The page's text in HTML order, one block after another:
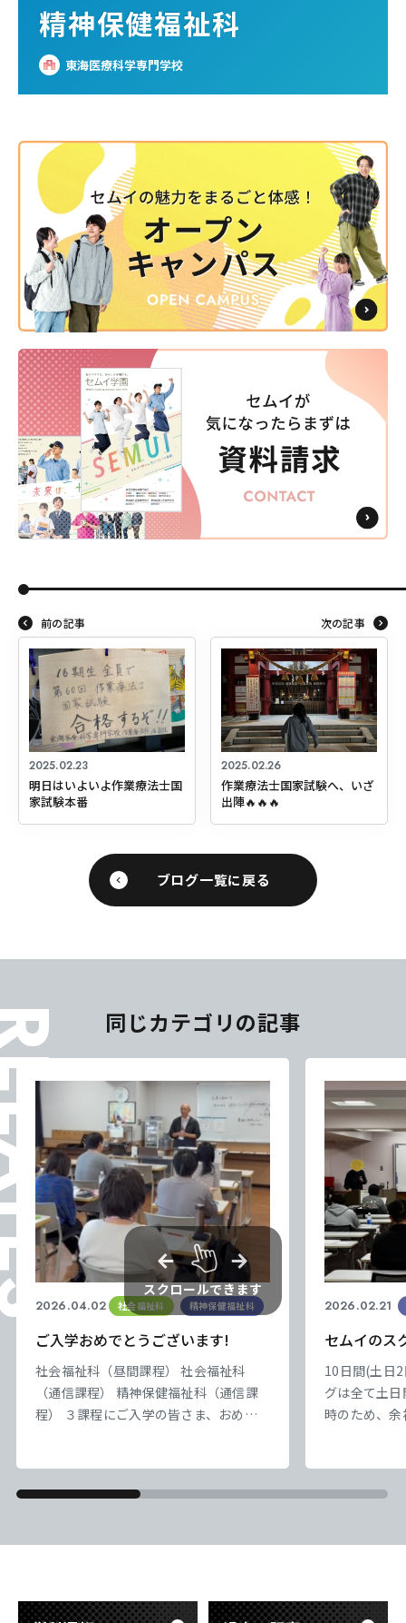
精神保健福祉科
東海医療科学専門学校
前の記事
2025.02.23
明日はいよいよ作業療法士国
家試験本番
次の記事
2025.02.26
作業療法士国家試験へ、いざ
出陣🔥🔥🔥
ブログ一覧に戻る
同じカテゴリの記事
2026.04.02 社会福祉科 精神保健福祉科
ご入学おめでとうございます!
社会福祉科（昼間課程） 社会福祉科
（通信課程） 精神保健福祉科（通信課
程） ３課程にご入学の皆さま、おめで
が一番若い日
2026.02.21
セムイのス
10日間(土日
グは全て土
時のため、
医療科学専
スクロールできます